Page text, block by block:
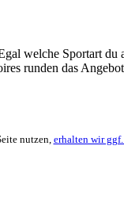
welche Sportart
runden das
nutzen, erhalten wir